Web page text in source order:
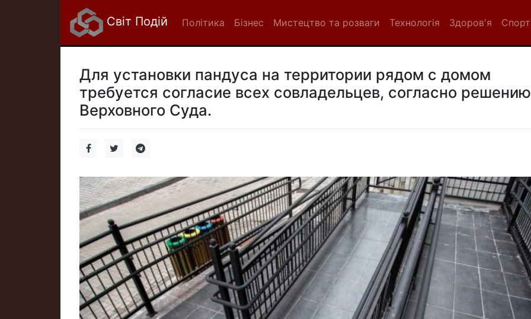
Світ Подій Політика Бізнес Мистецтво та розваги Технологія Здоров'я Спорт
Для установки пандуса на территории рядом с домом
требуется согласие всех совладельцев, согласно решению
Верховного Суда.